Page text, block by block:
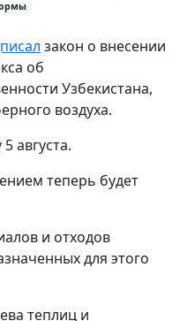
закон о внесении
об
Узбекистана,
воздуха.
августа.
теперь будет
и отходов
для этого
теплиц и